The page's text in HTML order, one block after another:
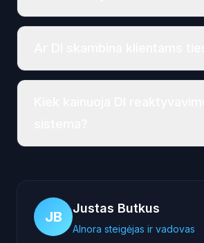
JB
Justas Butkus
AInora steigėjas ir vadovas